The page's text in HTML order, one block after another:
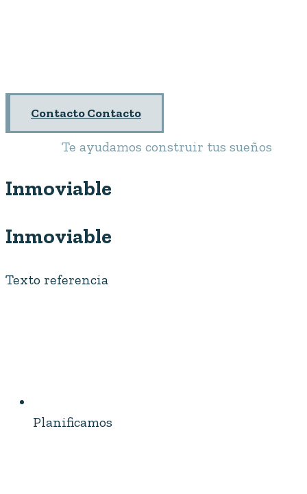
ContactoContacto
Te ayudamos construir tus sueños
Inmoviable
Inmoviable
Texto referencia
Planificamos